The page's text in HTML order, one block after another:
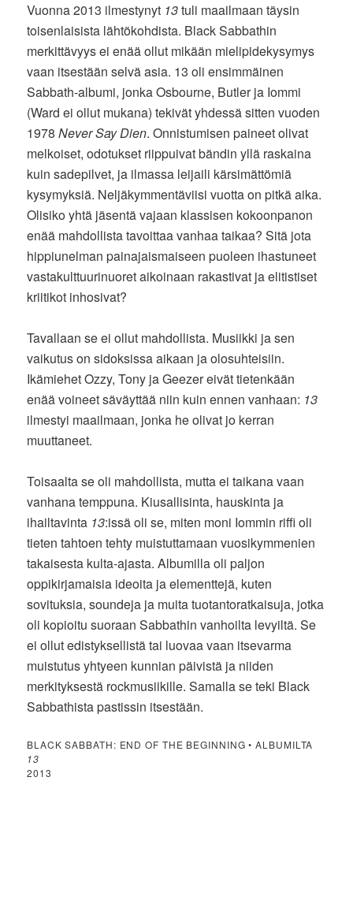
Vuonna 2013 ilmestynyt 13tuli maailmaan täysin
toisenlaisista lähtökohdista. Black Sabbathin
merkittävyys ei enää ollut mikään mielipidekysymys
vaan itsestään selvä asia. 13 oli ensimmäinen
Sabbath-albumi, jonka Osbourne, Butler ja Iommi
(Ward ei ollut mukana) tekivät yhdessä sitten vuoden
1978Never Say Dien. Onnistumisen paineet olivat
melkoiset, odotukset riippuivat bändin yllä raskaina
kuin sadepilvet, ja ilmassa leijaili kärsimättömiä
kysymyksiä. Neljäkymmentäviisi vuotta on pitkä aika.
Olisiko yhtä jäsentä vajaan klassisen kokoonpanon
enää mahdollista tavoittaa vanhaa taikaa? Sitä jota
hippiunelman painajaismaiseen puoleen ihastuneet
vastakulttuurinuoret aikoinaan rakastivat ja elitistiset
kriitikot inhosivat?
Tavallaan se ei ollut mahdollista. Musiikki ja sen
vaikutus on sidoksissa aikaan ja olosuhteisiin.
Ikämiehet Ozzy, Tony ja Geezer eivät tietenkään
enää voineet säväyttää niin kuin ennen vanhaan: 13
ilmestyi maailmaan, jonka he olivat jo kerran
muuttaneet.
Toisaalta se oli mahdollista, mutta ei taikana vaan
vanhana temppuna. Kiusallisinta, hauskinta ja
ihailtavinta 13:issä oli se, miten moni Iommin riffi oli
tieten tahtoen tehty muistuttamaan vuosikymmenien
takaisesta kulta-ajasta. Albumilla oli paljon
oppikirjamaisia ideoita ja elementtejä, kuten
sovituksia, soundeja ja muita tuotantoratkaisuja, jotka
oli kopioitu suoraan Sabbathin vanhoilta levyiltä. Se
ei ollut edistyksellistä tai luovaa vaan itsevarma
muistutus yhtyeen kunnian päivistä ja niiden
merkityksestä rockmusiikille. Samalla se teki Black
Sabbathista pastissin itsestään.
BLACK SABBATH: END OF THE BEGINNING • ALBUMILTA
13
2013